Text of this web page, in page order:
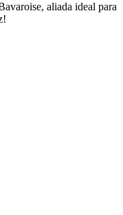
aliada ideal para